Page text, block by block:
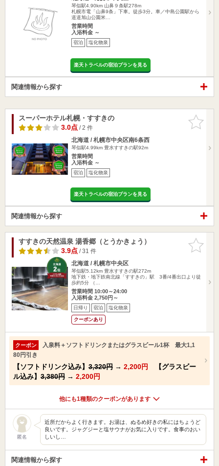
琴似駅4.90km 山鼻９条駅278m
札幌市電「山鼻9条」下車。徒歩3分。車／中島公園駅から
道道旭山公園米…
営業時間
入浴料金 ～
宿泊 塩化物泉
楽天トラベルの宿泊プランを見る
関連情報から探す
お気に入
りに追加
スーパーホテル札幌・すすきの
3.0点/ 2 件
北海道 / 札幌市中央区南6条西
琴似駅4.99km 豊水すすきの駅92m
営業時間
入浴料金 ～
宿泊 塩化物泉
楽天トラベルの宿泊プランを見る
関連情報から探す
お気に入
りに追加
すすきの天然温泉 湯香郷（とうかきょう）
3.9点/ 31 件
北海道 / 札幌市中央区
琴似駅5.12km 豊水すすきの駅272m
地下鉄・地下鉄南北線「すすきの」駅 3番/4番出口より徒
歩約5分 （…
営業時間 10:00～24:00
入浴料金 2,750円～
日帰り 宿泊 塩化物泉
クーポンあり
クーポン
入泉料＋ソフトドリンクまたはグラスビール1杯 最大1,1
80円引き
【ソフトドリンク込み】 3,320円 → 2,200円
【グラスビー
ル込み】 3,380円 → 2,200円
他にも1種類のクーポンがあります
匿名
近所だからよく行きます。お湯は、ぬるめ好きの私にはちょうど
良いです。ジャグジーと塩サウナがお気に入りです。食事のおい
しいし…
関連情報から探す